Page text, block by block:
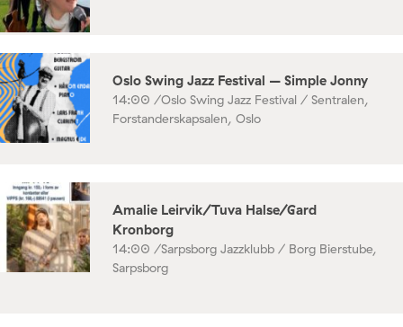
Oslo Swing Jazz Festival – Simple Jonny
14:00 /Oslo Swing Jazz Festival / Sentralen,
Forstanderskapsalen, Oslo
Amalie Leirvik/Tuva Halse/Gard
Kronborg
14:00 /Sarpsborg Jazzklubb / Borg Bierstube,
Sarpsborg